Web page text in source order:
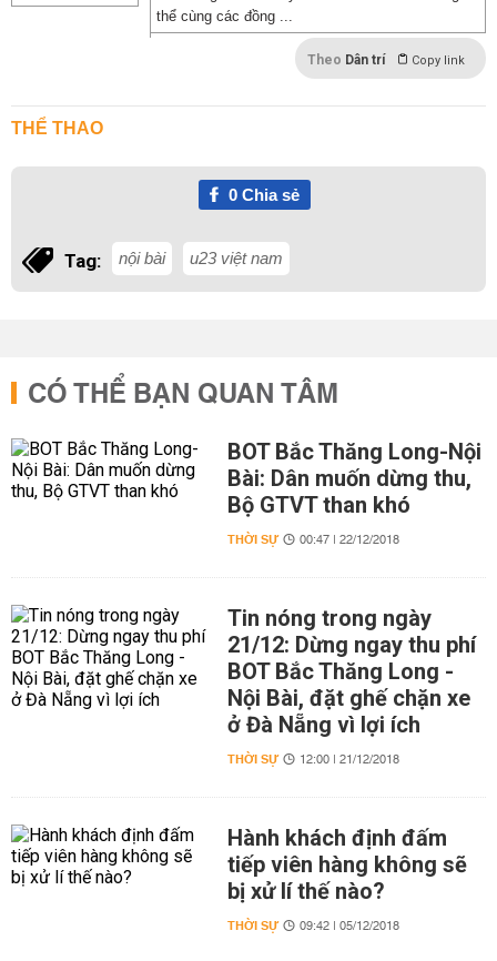
thể cùng các đồng ...
Theo Dân trí Copy link
THỂ THAO
0Chia sẻ
Tag: nội bài u23 việt nam
CÓ THỂ BẠN QUAN TÂM
BOT Bắc Thăng Long-Nội
Bài: Dân muốn dừng thu,
Bộ GTVT than khó
THỜI SỰ 00:47 | 22/12/2018
Tin nóng trong ngày
21/12: Dừng ngay thu phí
BOT Bắc Thăng Long -
Nội Bài, đặt ghế chặn xe
ở Đà Nẵng vì lợi ích
THỜI SỰ 12:00 | 21/12/2018
Hành khách định đấm
tiếp viên hàng không sẽ
bị xử lí thế nào?
THỜI SỰ 09:42 | 05/12/2018